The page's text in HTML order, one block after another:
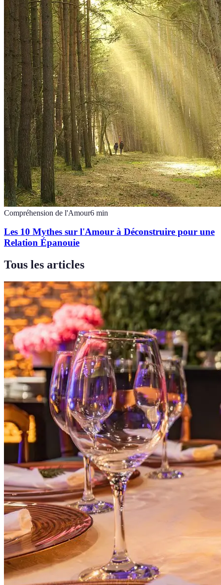
Compréhension de l'Amour6 min
Les 10 Mythes sur l'Amour à Déconstruire pour une
Relation Épanouie
Tous les articles